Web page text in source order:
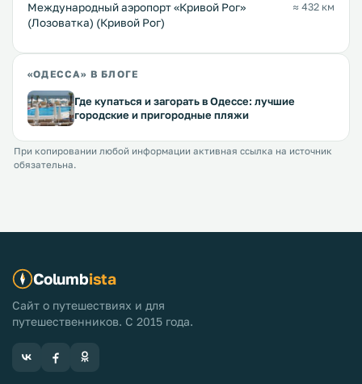
Международный аэропорт «Кривой Рог»
(Лозоватка) (Кривой Рог)
≈ 432 км
«ОДЕССА» В БЛОГЕ
Где купаться и загорать в Одессе: лучшие
городские и пригородные пляжи
При копировании любой информации активная ссылка на источник
обязательна.
Columbista
Сайт о путешествиях и для
путешественников. С 2015 года.